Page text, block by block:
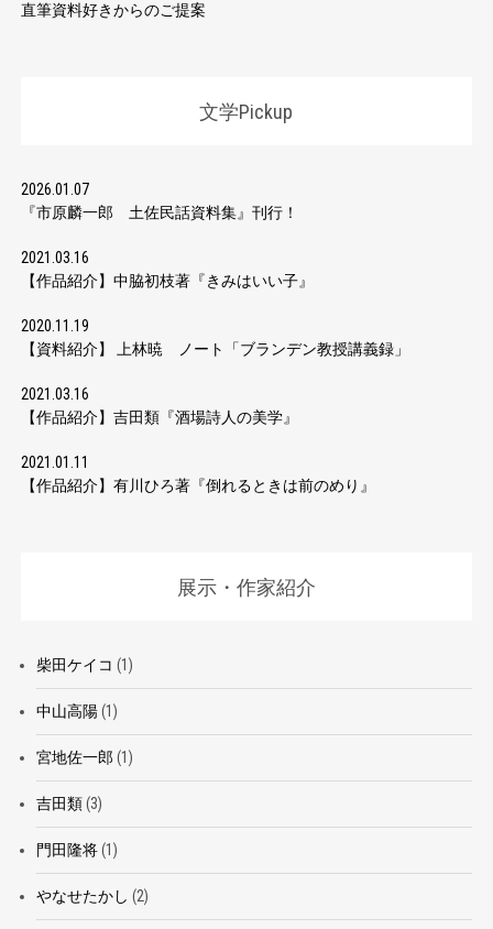
直筆資料好きからのご提案
文学Pickup
2026.01.07
『市原麟一郎 土佐民話資料集』刊行！
2021.03.16
【作品紹介】中脇初枝著『きみはいい子』
2020.11.19
【資料紹介】 上林暁 ノート「ブランデン教授講義録」
2021.03.16
【作品紹介】吉田類『酒場詩人の美学』
2021.01.11
【作品紹介】有川ひろ著『倒れるときは前のめり』
展示・作家紹介
柴田ケイコ (1)
中山高陽(1)
宮地佐一郎 (1)
吉田類(3)
門田隆将(1)
やなせたかし (2)